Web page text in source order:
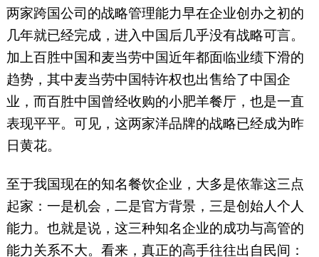
两家跨国公司的战略管理能力早在企业创办之初的
几年就已经完成，进入中国后几乎没有战略可言。
加上百胜中国和麦当劳中国近年都面临业绩下滑的
趋势，其中麦当劳中国特许权也出售给了中国企
业，而百胜中国曾经收购的小肥羊餐厅，也是一直
表现平平。可见，这两家洋品牌的战略已经成为昨
日黄花。
至于我国现在的知名餐饮企业，大多是依靠这三点
起家：一是机会，二是官方背景，三是创始人个人
能力。也就是说，这三种知名企业的成功与高管的
能力关系不大。看来，真正的高手往往出自民间：